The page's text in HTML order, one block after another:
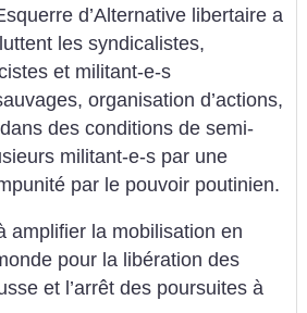
d’Alternative libertaire a
les syndicalistes,
et militant-e-s
organisation d’actions,
des conditions de semi-
militant-e-s par une
par le pouvoir poutinien.
amplifier la mobilisation en
pour la libération des
et l’arrêt des poursuites à